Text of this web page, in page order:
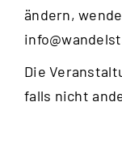
ändern,
Die
falls nicht